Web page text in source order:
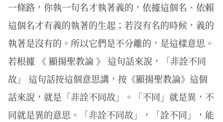
一條路，你執一句名才執著義的，依據這個名、依賴
這個名才有義的執著的生起；若沒有名的時候，義的
執著是沒有的。所以它們是不分離的，是這樣意思。
若根據 《 顯揚聖教論 》 這句話來說，「非詮不同
故」 這句話按這個意思講，按《顯揚聖教論》這個
話來說，就是「非詮不同故」。「不同」就是異，不
同就是異的意思。「非詮不同故」，「詮不同」，能